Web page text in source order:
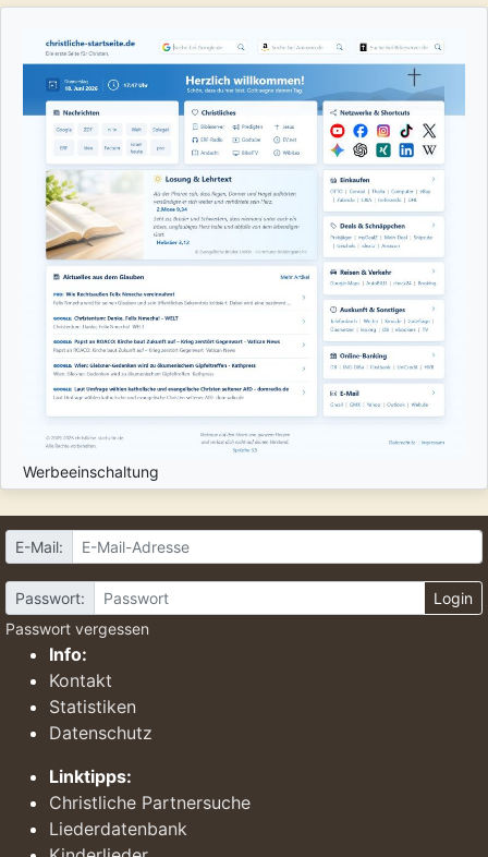
Werbeeinschaltung
E-Mail:
Passwort:
Login
Passwort vergessen
Info:
Kontakt
Statistiken
Datenschutz
Linktipps:
Christliche Partnersuche
Liederdatenbank